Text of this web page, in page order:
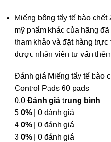
Miếng bông tẩy tế bào
mỹ phẩm khác của hãng
tham khảo và đặt hàng
được nhân viên tư vấn
Đánh giá Miếng tẩy tế bào
Control Pads 60 pads
0.0 Đánh giá trung bình
5 0% | 0 đánh giá
4 0% | 0 đánh giá
3 0% | 0 đánh giá